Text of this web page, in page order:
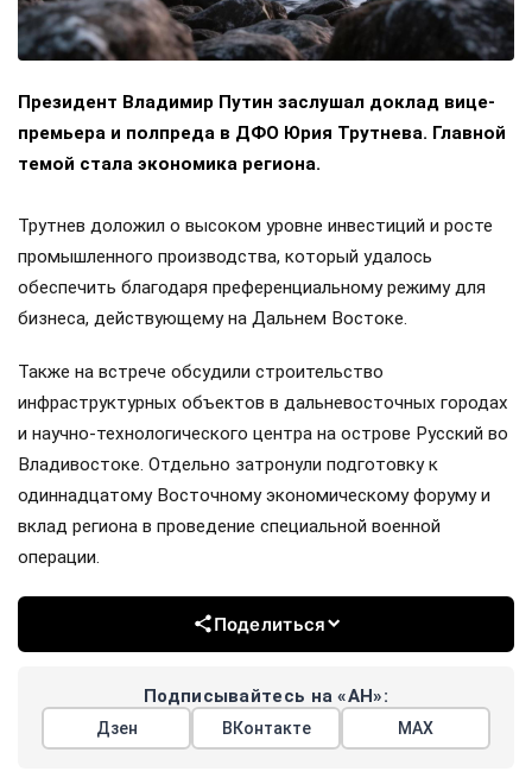
Президент Владимир Путин заслушал доклад вице-
премьера и полпреда в ДФО Юрия Трутнева. Главной
темой стала экономика региона.
Трутнев доложил о высоком уровне инвестиций и росте
промышленного производства, который удалось
обеспечить благодаря преференциальному режиму для
бизнеса, действующему на Дальнем Востоке.
Также на встрече обсудили строительство
инфраструктурных объектов в дальневосточных городах
и научно-технологического центра на острове Русский во
Владивостоке. Отдельно затронули подготовку к
одиннадцатому Восточному экономическому форуму и
вклад региона в проведение специальной военной
операции.
Поделиться
Подписывайтесь на «АН»:
Дзен ВКонтакте МАХ